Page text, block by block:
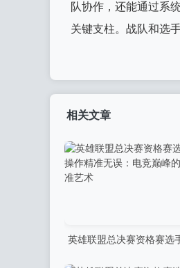
队协作，还能通过系
关键支柱。战队和选
相关文章
英雄联盟总决赛资格赛选